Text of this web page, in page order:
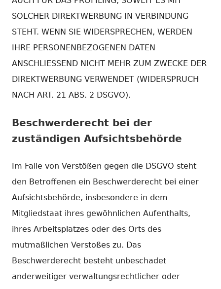
SOLCHER DIREKTWERBUNG IN VERBINDUNG
STEHT. WENN SIE WIDERSPRECHEN, WERDEN
IHRE PERSONENBEZOGENEN DATEN
ANSCHLIESSEND NICHT MEHR ZUM ZWECKE DER
DIREKTWERBUNG VERWENDET (WIDERSPRUCH
NACH ART. 21 ABS. 2 DSGVO).
Beschwerde­recht bei der
zuständigen Aufsichts­behörde
Im Falle von Verstößen gegen die DSGVO steht
den Betroffenen ein Beschwerderecht bei einer
Aufsichtsbehörde, insbesondere in dem
Mitgliedstaat ihres gewöhnlichen Aufenthalts,
ihres Arbeitsplatzes oder des Orts des
mutmaßlichen Verstoßes zu. Das
Beschwerderecht besteht unbeschadet
anderweitiger verwaltungsrechtlicher oder